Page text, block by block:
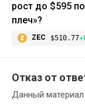
рост до $595
плеч»?
ZEC $510.77
Отказ от
Данный